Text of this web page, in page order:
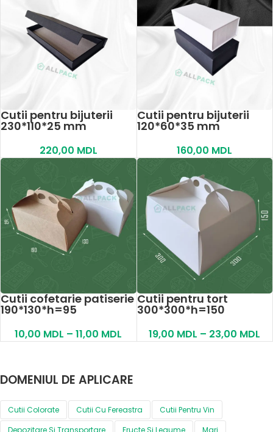
DOMENIUL DE APLICARE
Cutii Colorate Cutii Cu Fereastra
Cutii Pentru Vin
Depozitare Si Transportare
Fructe Si Legume Mari
Cutii pentru bijuterii
230*110*25 mm
220,00 MDL
Cutii pentru bijuterii
120*60*35 mm
160,00 MDL
Cutii cofetarie patiserie
190*130*h=95
10,00 MDL – 11,00 MDL
Cutii pentru tort
300*300*h=150
19,00 MDL – 23,00 MDL